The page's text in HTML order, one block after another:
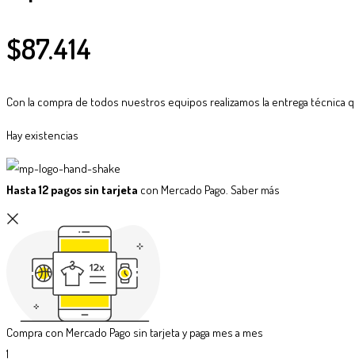
$87.414
Con la compra de todos nuestros equipos realizamos la entrega
Hay existencias
Hasta 12 pagos sin tarjeta con Mercado Pago. Saber más
Compra con Mercado Pago sin tarjeta y paga mes a mes
1